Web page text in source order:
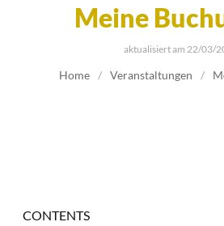
Meine
aktualisiert am 22/03/
Home / Veranstaltungen /
CONTENTS